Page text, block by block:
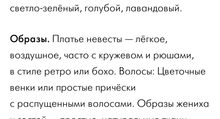
светло-зелёный, голубой, лавандовый.
Образы. Платье невесты — лёгкое,
воздушное, часто с кружевом и рюшами,
в стиле ретро или бохо. Волосы: Цветочные
венки или простые причёски
с распущенными волосами. Образы жениха